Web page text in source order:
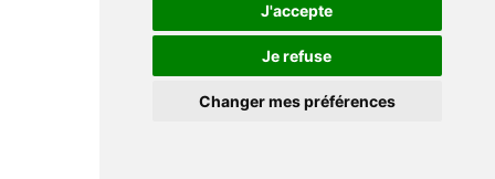
J'accepte
Je refuse
Changer mes préférences